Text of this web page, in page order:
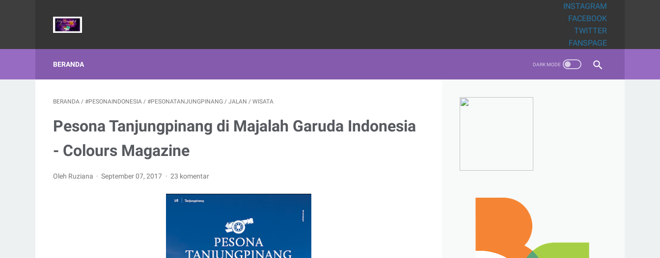
INSTAGRAM
FACEBOOK
TWITTER
FANSPAGE
BERANDA
BERANDA / #PESONAINDONESIA / #PESONATANJUNGPINANG / JALAN / WISATA
Pesona Tanjungpinang di Majalah Garuda Indonesia
- Colours Magazine
Oleh Ruziana September 07, 2017 23 komentar